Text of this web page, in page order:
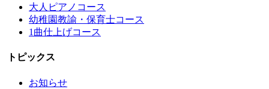
大人ピアノコース
幼稚園教諭・保育士コース
1曲仕上げコース
トピックス
お知らせ